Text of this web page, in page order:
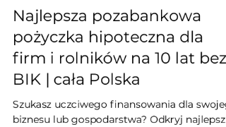
Najlepsza pozabankowa
pożyczka hipoteczna dla
firm i rolników na 10 lat bez
BIK | cała Polska
Szukasz uczciwego finansowania dla
biznesu lub gospodarstwa? Odkryj najlepszą